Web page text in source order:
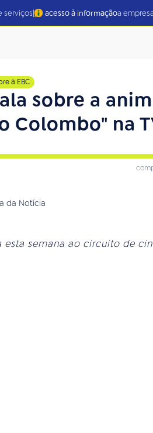
serviços| acesso à informaçãoa empresa
a EBC
sobre a
Colombo" na
semana ao circuito de